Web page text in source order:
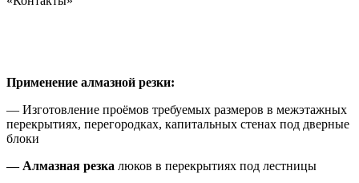
Применение алмазной резки:
— Изготовление проёмов требуемых размеров в межэтажных
перекрытиях, перегородках, капитальных стенах под дверные
блоки
— Алмазная резка люков в перекрытиях под лестницы